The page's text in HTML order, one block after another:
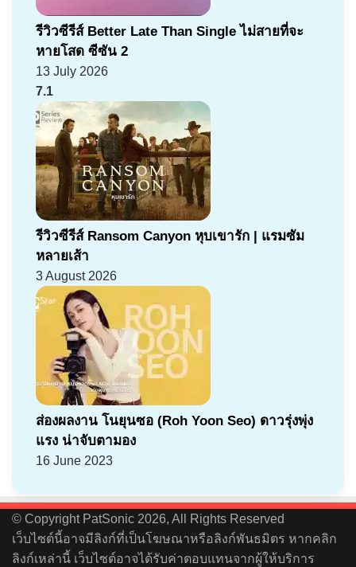
รีวิวซีรีส์ Better Late Than Single ไม่สายที่จะ
หายโสด ซีซัน 2
13 July 2026
7.1
รีวิวซีรีส์ Ransom Canyon หุบเขารัก | แรมซัม
หลายเส้า
3 August 2026
ส่องผลงาน โนยุนซอ (Roh Yoon Seo) ดาวรุ่งพุ่ง
แรง น่าจับตามอง
16 June 2023
© Copyright PatSonic 2026, All Rights Reserved
เว็บไซต์นี้อาจมีลิงก์ที่เป็นโฆษณาหรือลิงก์พันธมิตร หากคลิก
ลิงก์เหล่านี้ เว็บไซต์อาจได้รับค่าตอบแทนจากผู้ให้บริการ